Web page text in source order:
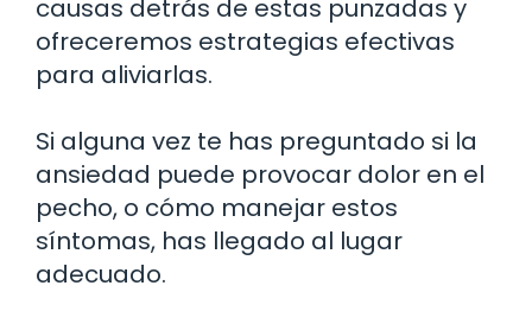
causas detrás de estas punzadas y
ofreceremos estrategias efectivas
para aliviarlas.
Si alguna vez te has preguntado si la
ansiedad puede provocar dolor en el
pecho, o cómo manejar estos
síntomas, has llegado al lugar
adecuado.